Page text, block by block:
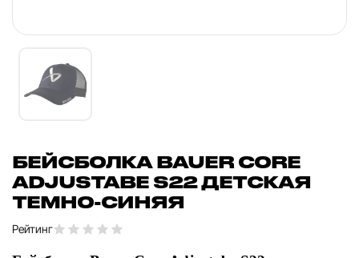
БЕЙСБОЛКА BAUER CORE
ADJUSTABE S22 ДЕТСКАЯ
ТЕМНО-СИНЯЯ
Рейтинг